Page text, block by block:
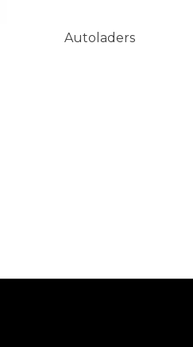
Autoladers